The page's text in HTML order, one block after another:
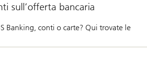
sull’offerta bancaria
Banking, conti o carte? Qui trovate le